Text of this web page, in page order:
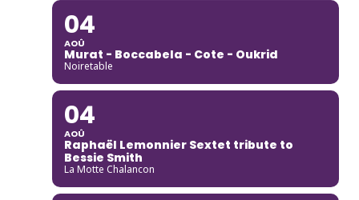
04
AOÛ
Murat - Boccabela - Cote - Oukrid
Noiretable
04
AOÛ
Raphaël Lemonnier Sextet tribute to
Bessie Smith
La Motte Chalancon